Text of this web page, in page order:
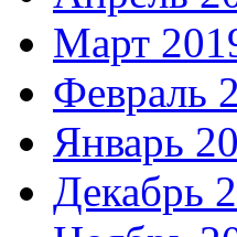
Март
Февраль
Январь
Декабрь